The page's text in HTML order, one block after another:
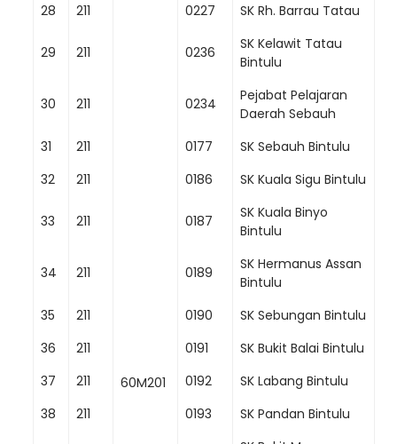
28
211 0227 SK Rh. Barrau Tatau
29 211 0236
SK Kelawit Tatau
Bintulu
30 211
60M201
0234
Pejabat Pelajaran
Daerah Sebauh
31
211 0177
SK Sebauh Bintulu
32
211 0186 SK Kuala Sigu Bintulu
33 211 0187
SK Kuala Binyo
Bintulu
34 211 0189
SK Hermanus Assan
Bintulu
35
211 0190
SK Sebungan Bintulu
36
211 0191
SK Bukit Balai Bintulu
37
211 0192
SK Labang Bintulu
38
211 0193
SK Pandan Bintulu